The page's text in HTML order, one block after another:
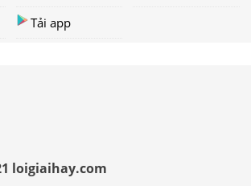
Tải app
loigiaihay.com